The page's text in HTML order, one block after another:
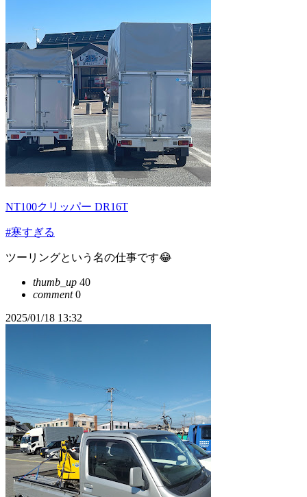
NT100クリッパー DR16T
#寒すぎる
ツーリングという名の仕事です😂
thumb_up 40
comment0
2025/01/18 13:32